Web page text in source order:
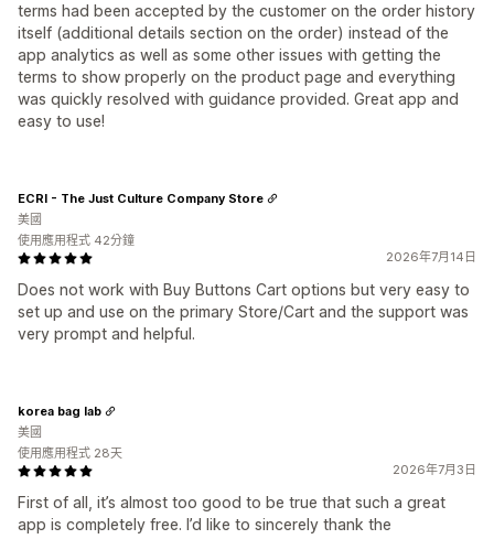
terms had been accepted by the customer on the order history
itself (additional details section on the order) instead of the
app analytics as well as some other issues with getting the
terms to show properly on the product page and everything
was quickly resolved with guidance provided. Great app and
easy to use!
2026年7月14日
Does not work with Buy Buttons Cart options but very easy to
set up and use on the primary Store/Cart and the support was
very prompt and helpful.
ECRI - The Just Culture Company Store
美國
使用應用程式 42分鐘
2026年7月3日
First of all, it’s almost too good to be true that such a great
app is completely free. I’d like to sincerely thank the
korea bag lab
美國
使用應用程式 28天